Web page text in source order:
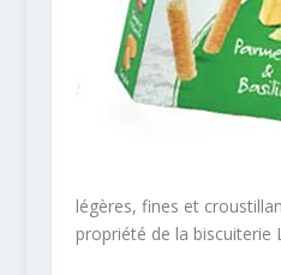
légères, fines et
propriété de la biscuiterie